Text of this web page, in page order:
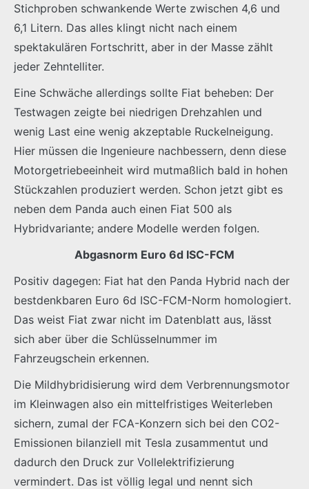
Stichproben schwankende Werte zwischen 4,6 und
6,1 Litern. Das alles klingt nicht nach einem
spektakulären Fortschritt, aber in der Masse zählt
jeder Zehntelliter.
Eine Schwäche allerdings sollte Fiat beheben: Der
Testwagen zeigte bei niedrigen Drehzahlen und
wenig Last eine wenig akzeptable Ruckelneigung.
Hier müssen die Ingenieure nachbessern, denn diese
Motorgetriebeeinheit wird mutmaßlich bald in hohen
Stückzahlen produziert werden. Schon jetzt gibt es
neben dem Panda auch einen Fiat 500 als
Hybridvariante; andere Modelle werden folgen.
Abgasnorm Euro 6d ISC-FCM
Positiv dagegen: Fiat hat den Panda Hybrid nach der
bestdenkbaren Euro 6d ISC-FCM-Norm homologiert.
Das weist Fiat zwar nicht im Datenblatt aus, lässt
sich aber über die Schlüsselnummer im
Fahrzeugschein erkennen.
Die Mildhybridisierung wird dem Verbrennungsmotor
im Kleinwagen also ein mittelfristiges Weiterleben
sichern, zumal der FCA-Konzern sich bei den CO2-
Emissionen bilanziell mit Tesla zusammentut und
dadurch den Druck zur Vollelektrifizierung
vermindert. Das ist völlig legal und nennt sich